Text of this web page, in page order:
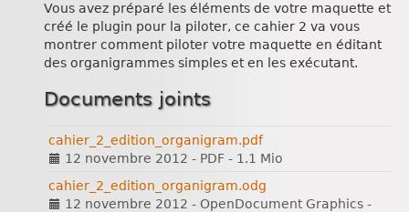
Vous avez préparé les éléments de votre maquette et
créé le plugin pour la piloter, ce cahier 2 va vous
montrer comment piloter votre maquette en éditant
des organigrammes simples et en les exécutant.
Documents joints
cahier_2_edition_organigram.pdf
12 novembre 2012 - PDF - 1.1 Mio
cahier_2_edition_organigram.odg
12 novembre 2012 - OpenDocument Graphics -